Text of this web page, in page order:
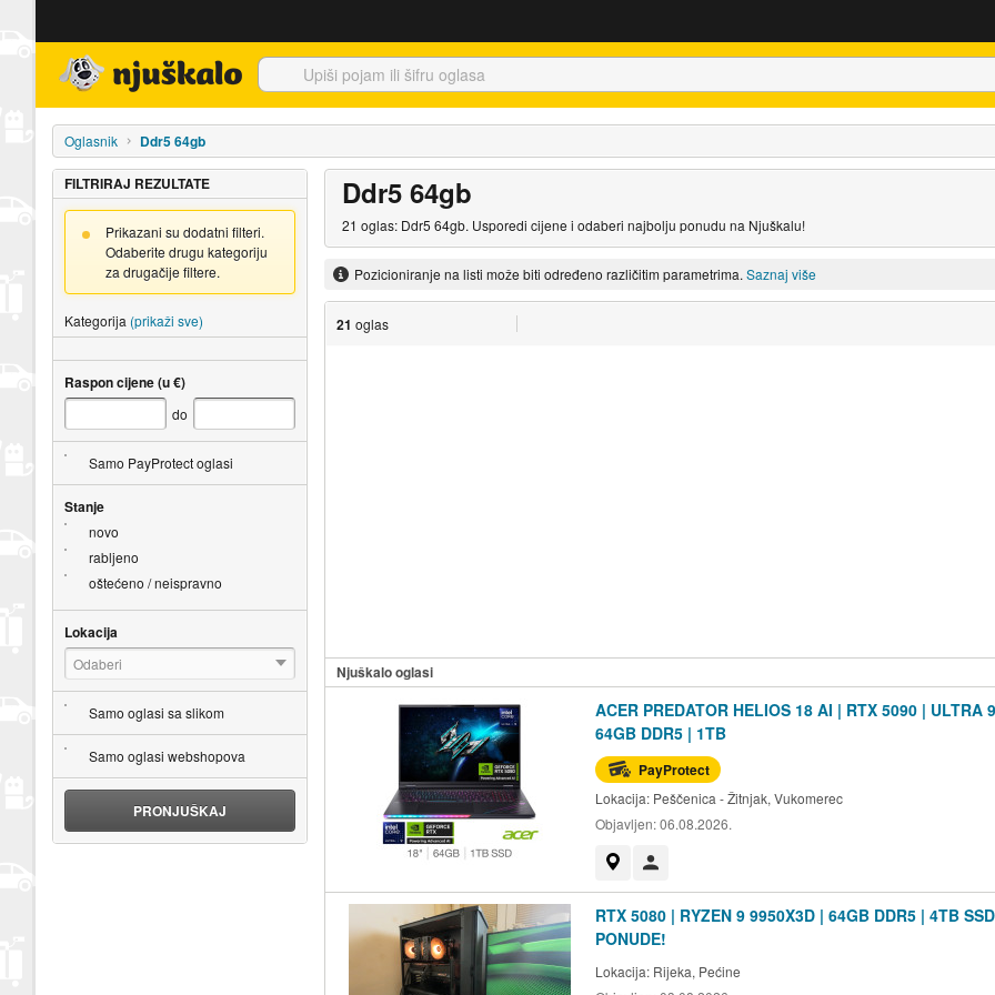
Oglasnik Ddr5 64gb
Ddr5 64gb
21 oglas: Ddr5 64gb. Usporedi cijene i odaberi najbolju ponudu na Njuškalu!
Pozicioniranje na listi može biti određeno različitim parametrima. Saznaj više
21 oglas
Njuškalo oglasi
ACER PREDATOR HELIOS 18 AI | RTX 5090 | ULTRA
64GB DDR5 | 1TB
PayProtect
Lokacija: Peščenica - Žitnjak, Vukomerec
Objavljen:06.08.2026.
RTX 5080 | RYZEN 9 9950X3D | 64GB DDR5 | 4TB
PONUDE!
Lokacija: Rijeka, Pećine
FILTRIRAJ REZULTATE
Prikazani su dodatni filteri.
Odaberite drugu kategoriju
za drugačije filtere.
Kategorija (prikaži sve)
Raspon cijene (u €)
do
Samo PayProtect oglasi
Stanje
novo
rabljeno
oštećeno / neispravno
Lokacija
Odaberi
Samo oglasi sa slikom
Samo oglasi webshopova
PRONJUŠKAJ